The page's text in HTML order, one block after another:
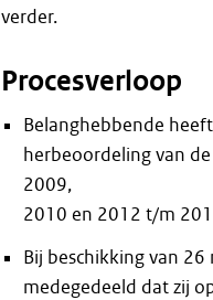
verder.
Procesverloop
Belanghebbende
herbeoordeling van
2009,
2010 en 2012 t/m
Bij beschikking van
medegedeeld dat zij